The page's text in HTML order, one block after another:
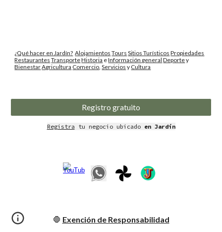
¿Qué hacer en Jardín? Alojamientos Tours Sitios Turísticos Propiedades
Restaurantes TransporteHistoria eInformación general Deportey
BienestarAgricultura Comercio,Servicios y Cultura
Registro gratuito
Registra tu negocio ubicado en Jardín
🛑 Exención de Responsabilidad